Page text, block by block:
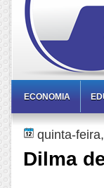
ECONOMIA
quinta-
Dilma